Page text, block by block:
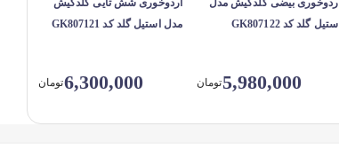
اردوخوری بیضی گلدکیش مدل
استیل گلد کد GK807122
5,980,000تومان
اردوخوری شش تایی گلدکیش
مدل استیل گلد کد GK807121
6,300,000تومان